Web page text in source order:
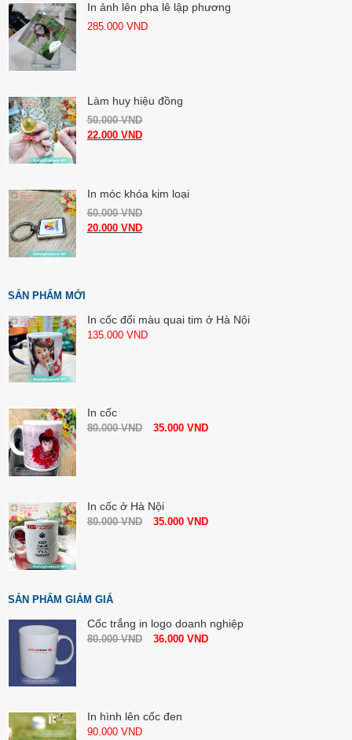
In ảnh lên pha lê lập phương
285.000 VND
Làm huy hiệu đồng
50.000VND
22.000 VND
In móc khóa kim loại
60.000VND
20.000 VND
SẢN PHẨM MỚI
In cốc đổi màu quai tim ở Hà Nội
135.000 VND
In cốc
80.000VND 35.000 VND
In cốc ở Hà Nội
80.000VND 35.000 VND
SẢN PHẨM GIẢM GIÁ
Cốc trắng in logo doanh nghiệp
80.000VND 36.000 VND
In hình lên cốc đen
90.000 VND